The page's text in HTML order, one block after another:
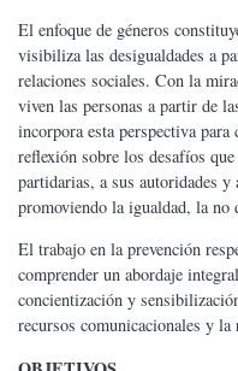
El enfoque de géneros
visibiliza las desigualdades a
relaciones sociales. Con la
viven las personas a partir de
incorpora esta perspectiva
reflexión sobre los desafíos
partidarias, a sus autoridades
promoviendo la igualdad, la
El trabajo en la prevención
comprender un abordaje
concientización y
recursos comunicacionales y